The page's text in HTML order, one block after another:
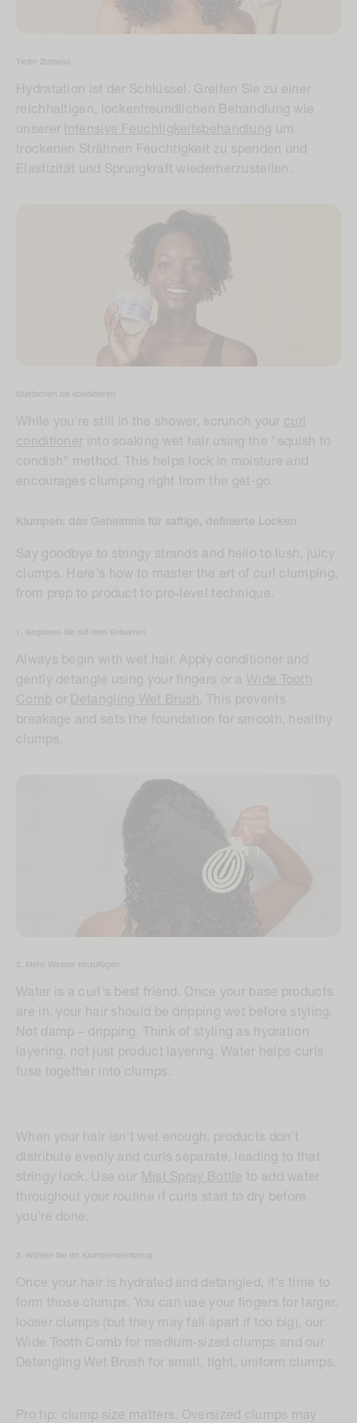
Tiefer Zustand
Hydratation ist der Schlüssel. Greifen Sie zu einer
reichhaltigen, lockenfreundlichen Behandlung wie
unserer
Intensive Feuchtigkeitsbehandlung um
trockenen Strähnen Feuchtigkeit zu spenden und
Elastizität und Sprungkraft wiederherzustellen.
Quetschen bis kondizieren
While you're still in the shower, scrunch your curl
conditioner into soaking wet hair using the "squish to
condish" method. This helps lock in moisture and
encourages clumping right from the get-go.
Klumpen: das Geheimnis für saftige, definierte Locken
Say goodbye to stringy strands and hello to lush, juicy
clumps. Here's how to master the art of curl clumping,
from prep to product to pro-level technique.
1. Beginnen Sie mit dem Entwirren
Always begin with wet hair. Apply conditioner and
gently detangle using your fingers or a Wide Tooth
Comb or Detangling Wet Brush . This prevents
breakage and sets the foundation for smooth, healthy
clumps.
2. Mehr Wasser hinzufügen
Water is a curl's best friend. Once your base products
are in, your hair should be dripping wet before styling.
Not damp – dripping. Think of styling as hydration
layering, not just product layering. Water helps curls
fuse together into clumps.
When your hair isn't wet enough, products don't
distribute evenly and curls separate, leading to that
stringy look. Use our Mist Spray Bottle to add water
throughout your routine if curls start to dry before
you're done.
3. Wählen Sie Ihr Klumpenwerkzeug
Once your hair is hydrated and detangled, it's time to
form those clumps. You can use your fingers for larger,
looser clumps (but they may fall apart if too big), our
Wide Tooth Comb for medium-sized clumps and our
Detangling Wet Brush for small, tight, uniform clumps.
Pro tip: clump size matters. Oversized clumps may